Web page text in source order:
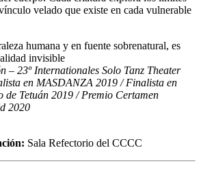
velado que existe en cada vulnerable
humana y en fuente sobrenatural, es
invisible
– 23º Internationales Solo Tanz Theater
en MASDANZA 2019 / Finalista en
de Tetuán 2019 / Premio Certamen
2020
Sala Refectorio del CCCC